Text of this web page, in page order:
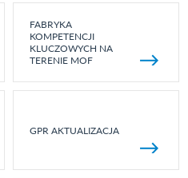
FABRYKA
KOMPETENCJI
KLUCZOWYCH NA
TERENIE MOF
GPR AKTUALIZACJA